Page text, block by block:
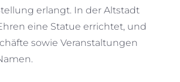
erlangt. In der Altstadt
eine Statue errichtet, und
sowie Veranstaltungen